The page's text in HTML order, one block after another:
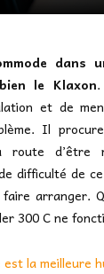
dans
le Klaxon
et de
Il
route d’être
difficulté de
faire arranger.
300 C ne
est la meilleure